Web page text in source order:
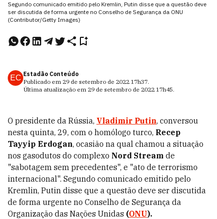
Segundo comunicado emitido pelo Kremlin, Putin disse que a questão deve
ser discutida de forma urgente no Conselho de Segurança da ONU
(Contributor/Getty Images)
EC Estadão Conteúdo
Publicado em 29 de setembro de 2022 17h37.
Última atualização em 29 de setembro de 2022 17h45.
O presidente da Rússia, Vladimir Putin, conversou
nesta quinta, 29, com o homólogo turco, Recep
Tayyip Erdogan, ocasião na qual chamou a situação
nos gasodutos do complexo Nord Stream de
"sabotagem sem precedentes", e "ato de terrorismo
internacional". Segundo comunicado emitido pelo
Kremlin, Putin disse que a questão deve ser discutida
de forma urgente no Conselho de Segurança da
Organização das Nações Unidas (ONU).